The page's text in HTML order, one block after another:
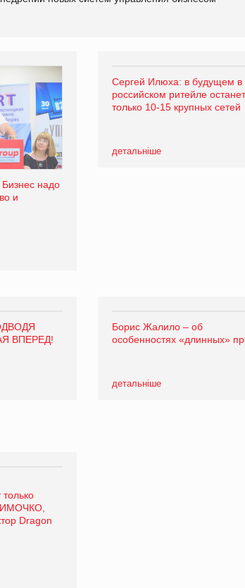
надо
и
Сергей Илюха: в будущем в
российском ритейле
только 10-15 крупных сетей
детальніше
ВПЕРЕД!
Борис Жалило – об
особенностях «длинных»
детальніше
Dragon